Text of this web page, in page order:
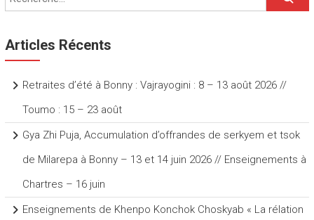
Articles Récents
Retraites d’été à Bonny : Vajrayogini : 8 – 13 août 2026 //
Toumo : 15 – 23 août
Gya Zhi Puja, Accumulation d’offrandes de serkyem et tsok
de Milarepa à Bonny – 13 et 14 juin 2026 // Enseignements à
Chartres – 16 juin
Enseignements de Khenpo Konchok Choskyab « La rélation